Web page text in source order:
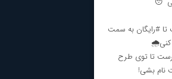
مشاوره انتخاب رشته
برنامه ریزی کنکور
ارتباط با ما